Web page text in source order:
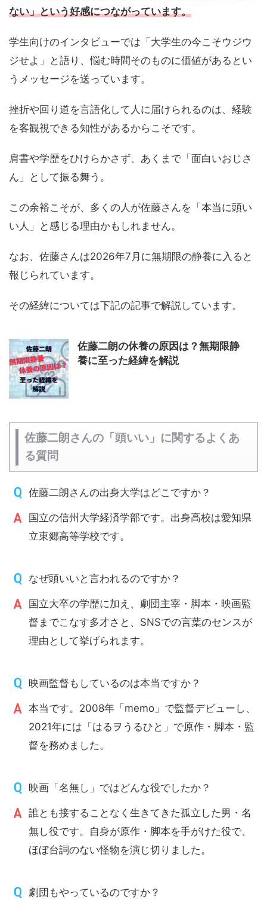
ない」という好感につながっています。
学生向けのインタビューでは「大学生の今こそウジウ
ジせよ」と語り、悩む時間そのものに価値があるとい
うメッセージを送っています。
挫折や回り道を言語化して人に届けられるのは、経験
を客観視できる知性があるからこそです。
肩書や学歴をひけらかさず、あくまで「面白いおじさ
ん」として振る舞う。
この余裕こそが、多くの人が佐藤さんを「本当に頭い
い人」と感じる理由かもしれません。
なお、佐藤さんは2026年7月に無期限の静養に入ると
報じられています。
その経緯については下記の記事で解説しています。
佐藤二朗の休養の原因は？無期限静
養に至った経緯を解説
佐藤二朗さんの「頭いい」に関するよくあ
る質問
佐藤二朗さんの出身大学はどこですか？
国立の信州大学経済学部です。出身高校は愛知県
立東郷高等学校です。
なぜ頭いいと言われるのですか？
国立大卒の学歴に加え、劇団主宰・脚本・映画監
督までこなす多才さと、SNSでの言葉のセンスが
理由として挙げられます。
映画監督もしているのは本当ですか？
本当です。2008年「memo」で監督デビューし、
2021年には「はるヲうるひと」で原作・脚本・監
督を務めました。
映画「名無し」ではどんな役でしたか？
誰とも接することなく生きてきた孤立した男・名
無し役です。自身が原作・脚本を手がけた役で、
ほぼ台詞のない怪物を演じ切りました。
劇団もやっているのですか？